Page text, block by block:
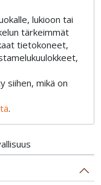
lukioon tai
tärkeimmät
tietokoneet,
siihen, mikä on
.